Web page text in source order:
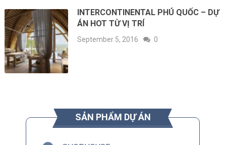
INTERCONTINENTAL PHÚ QUỐC – DỰ
ÁN HOT TỪ VỊ TRÍ
September 5, 2016 0
SẢN PHẨM DỰ ÁN